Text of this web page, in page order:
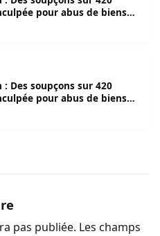
pour abus de biens
Des soupçons sur 420
pour abus de biens
pas publiée. Les champs